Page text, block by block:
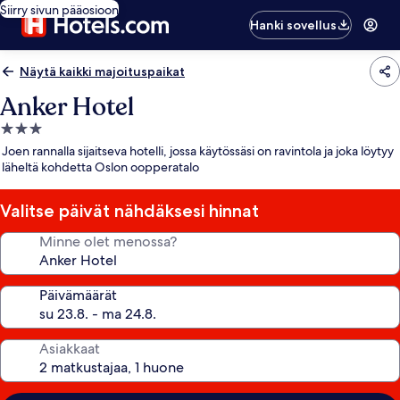
Siirry sivun pääosioon
Hanki sovellus
Näytä kaikki majoituspaikat
Anker Hotel
3.0
tähden
majoituspaikka
Joen rannalla sijaitseva hotelli, jossa käytössäsi on ravintola ja joka löytyy
läheltä kohdetta Oslon oopperatalo
Valitse päivät nähdäksesi hinnat
Minne olet menossa?
Päivämäärät
Asiakkaat